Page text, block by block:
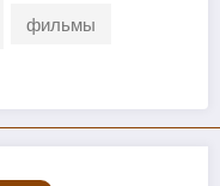
фильмы